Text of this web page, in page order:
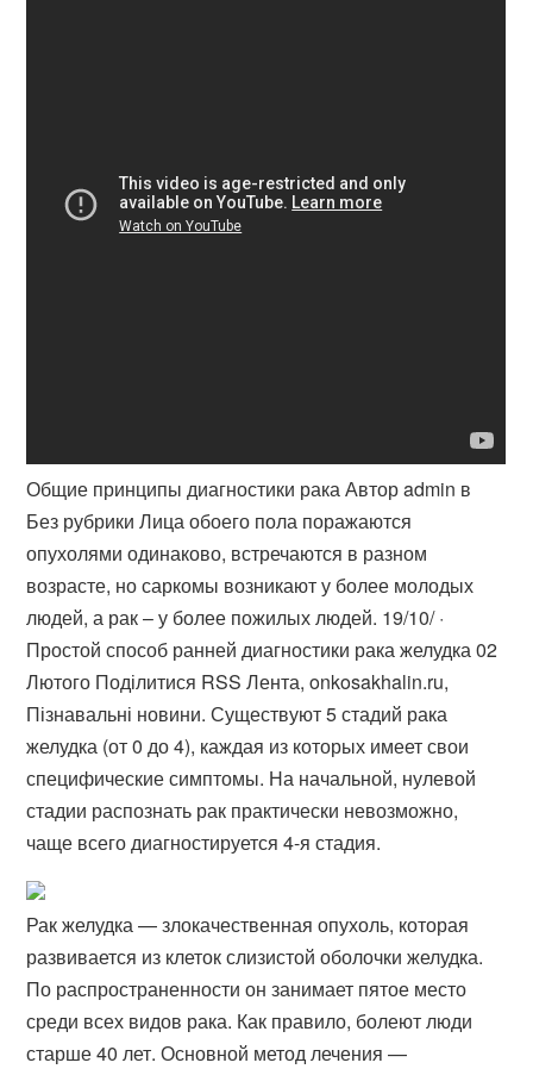
Общие принципы диагностики рака Автор admin в
Без рубрики Лица обоего пола поражаются
опухолями одинаково, встречаются в разном
возрасте, но саркомы возникают у более молодых
людей, а рак – у более пожилых людей. 19/10/ ·
Простой способ ранней диагностики рака желудка 02
Лютого Поділитися RSS Лента, onkosakhalin.ru,
Пізнавальні новини. Существуют 5 стадий рака
желудка (от 0 до 4), каждая из которых имеет свои
специфические симптомы. На начальной, нулевой
стадии распознать рак практически невозможно,
чаще всего диагностируется 4-я стадия.
Рак желудка — злокачественная опухоль, которая
развивается из клеток слизистой оболочки желудка.
По распространенности он занимает пятое место
среди всех видов рака. Как правило, болеют люди
старше 40 лет. Основной метод лечения —